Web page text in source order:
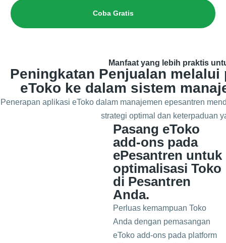
Coba Gratis
Manfaat yang lebih praktis
Peningkatan Penjualan
eToko ke dalam sistem
Penerapan aplikasi eToko dalam manajemen epesantren
strategi optimal dan keterpaduan
Pasang eToko
add-ons pada
ePesantren untuk
optimalisasi Toko
di Pesantren
Anda.
Perluas kemampuan Toko
Anda dengan pemasangan
eToko add-ons pada platform